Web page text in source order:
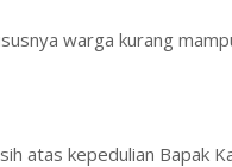
warga kurang
atas kepedulian Bapak